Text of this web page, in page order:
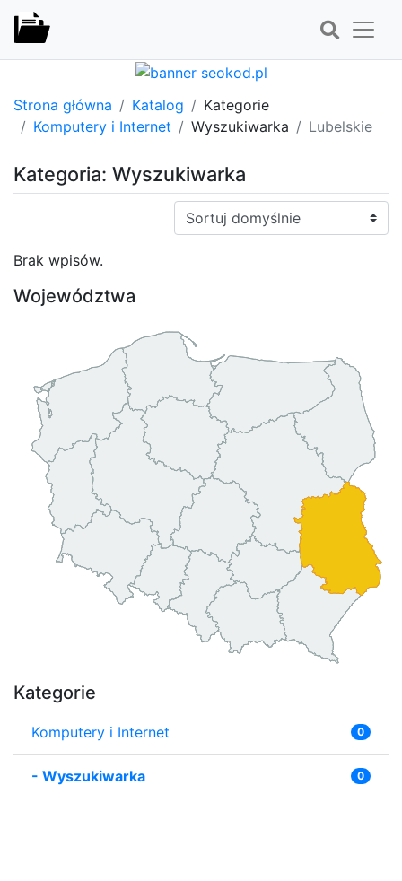
Strona główna Katalog
Kategorie
Komputery i Internet
Wyszukiwarka Lubelskie
Kategoria: Wyszukiwarka
Sortuj:
Brak wpisów.
Województwa
Kategorie
Komputery i Internet 0
- Wyszukiwarka 0